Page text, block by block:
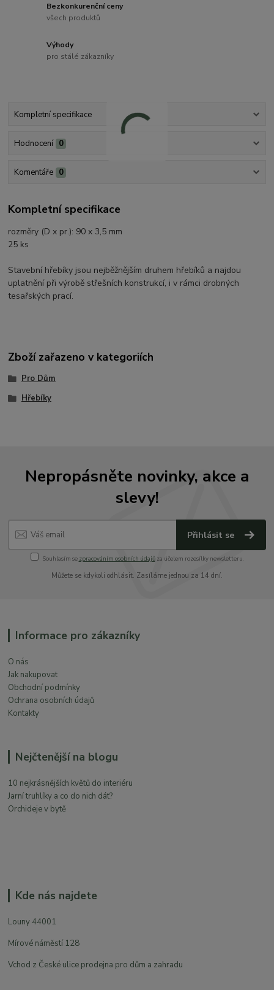
Bezkonkurenční ceny
všech produktů
Výhody
pro stálé zákazníky
Kompletní specifikace
Hodnocení 0
Komentáře 0
Kompletní specifikace
rozměry (D x pr.): 90 x 3,5 mm
25 ks
Stavební hřebíky jsou nejběžnějším druhem hřebíků a najdou
uplatnění při výrobě střešních konstrukcí, i v rámci drobných
tesařských prací.
Zboží zařazeno v kategoriích
Pro Dům
Hřebíky
Nepropásněte novinky, akce a
slevy!
Přihlásit se
Souhlasím se zpracováním osobních údajůza účelem rozesílky newsletteru.
Můžete se kdykoli odhlásit. Zasíláme jednou za 14 dní.
Informace pro zákazníky
O nás
Jak nakupovat
Obchodní podmínky
Ochrana osobních údajů
Kontakty
Nejčtenější na blogu
10 nejkrásnějších květů do interiéru
Jarní truhlíky a co do nich dát?
Orchideje v bytě
Kde nás najdete
Louny 44001
Mírové náměstí 128
Vchod z České ulice prodejna pro dům a zahradu